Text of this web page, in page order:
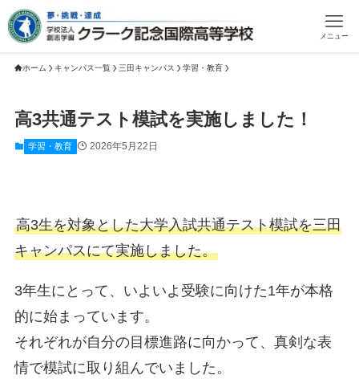
メニュー
ホーム キャンパス一覧 三田キャンパス 学習・教育
高3共通テスト模試を実施しました！
学習・教育 2026年5月22日
高3生を対象とした大学入試共通テスト模試を三田
キャンパスにて実施しました。
3年生にとって、いよいよ受験に向けた1年が本格
的に始まっています。
それぞれが自分の目標進路に向かって、真剣な表
情で模試に取り組んでいました。